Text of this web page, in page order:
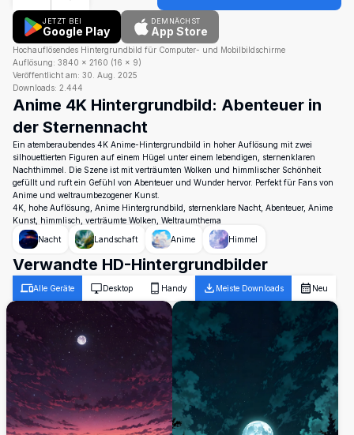
JETZT BEI
Google Play
DEMNÄCHST
App Store
Hochauflösendes Hintergrundbild für Computer- und Mobilbildschirme
Auflösung: 3840 × 2160 (16 × 9)
Veröffentlicht am: 30. Aug. 2025
Downloads: 2.444
Anime 4K Hintergrundbild: Abenteuer in
der Sternennacht
Ein atemberaubendes 4K Anime-Hintergrundbild in hoher Auflösung mit zwei
silhouettierten Figuren auf einem Hügel unter einem lebendigen, sternenklaren
Nachthimmel. Die Szene ist mit verträumten Wolken und himmlischer Schönheit
gefüllt und ruft ein Gefühl von Abenteuer und Wunder hervor. Perfekt für Fans von
Anime und weltraumbezogener Kunst.
4K, hohe Auflösung, Anime Hintergrundbild, sternenklare Nacht, Abenteuer, Anime
Kunst, himmlisch, verträumte Wolken, Weltraumthema
Nacht
Landschaft Anime Himmel
Verwandte HD-Hintergrundbilder
Alle Geräte Desktop Handy Meiste Downloads Neu